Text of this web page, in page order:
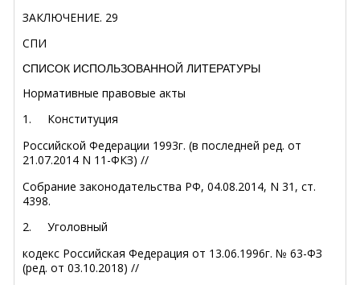
ЗАКЛЮЧЕНИЕ. 29
СПИ
СПИСОК ИСПОЛЬЗОВАННОЙ ЛИТЕРАТУРЫ
Нормативные правовые акты
1. Конституция
Российской Федерации 1993г. (в последней ред. от
21.07.2014 N 11-ФКЗ) //
Собрание законодательства РФ, 04.08.2014, N 31, ст.
4398.
2. Уголовный
кодекс Российская Федерация от 13.06.1996г. № 63-ФЗ
(ред. от 03.10.2018) //